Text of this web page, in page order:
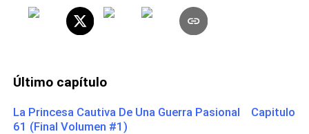
Último capítulo
La Princesa Cautiva De Una Guerra Pasional Capitulo
61 (Final Volumen #1)